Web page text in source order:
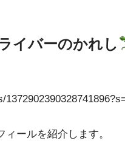
イバーのかれし
ィールを紹介します。